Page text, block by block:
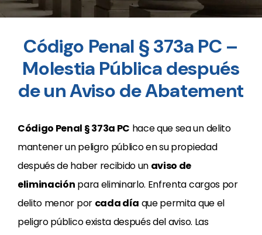
Código Penal § 373a PC –
Molestia Pública después
de un Aviso de Abatement
Código Penal § 373a PC hace que sea un delito
mantener un peligro público en su propiedad
después de haber recibido un aviso de
eliminación para eliminarlo. Enfrenta cargos por
delito menor por cada día que permita que el
peligro público exista después del aviso. Las